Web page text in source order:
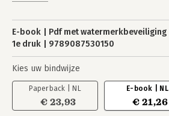
E-book Pdf met watermerkbeveiliging
1e druk
9789087530150
Kies uw bindwijze
Paperback | NL
€ 23,93
E-book | NL
€ 21,26